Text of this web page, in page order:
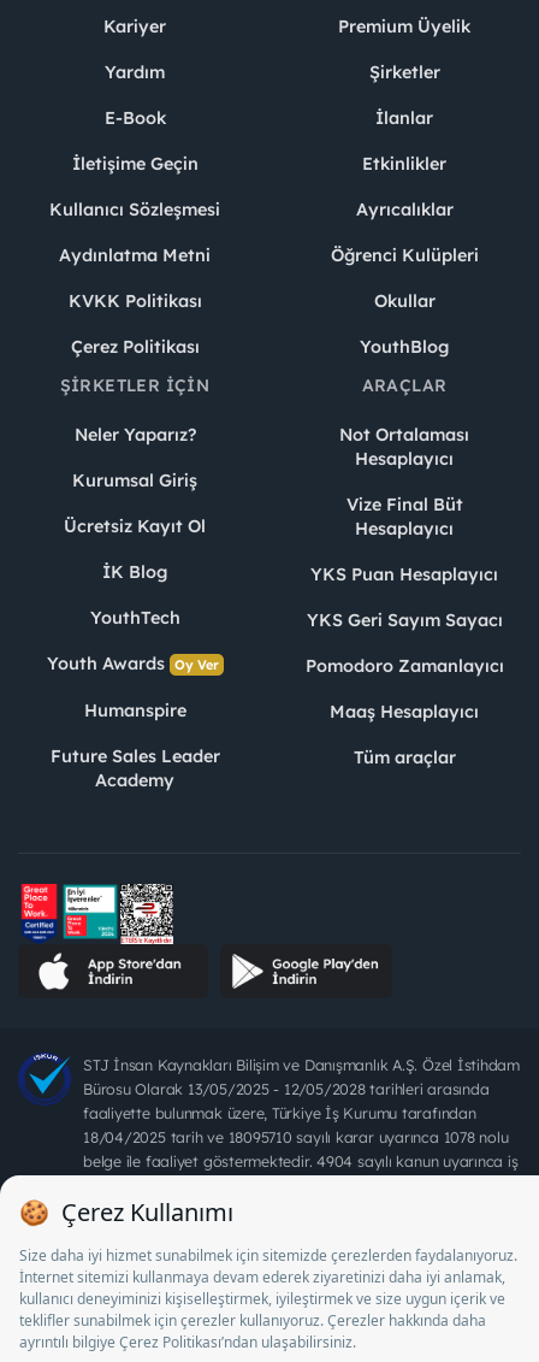
Kariyer
Yardım
E-Book
İletişime Geçin
Kullanıcı Sözleşmesi
Aydınlatma Metni
KVKK Politikası
Çerez Politikası
Premium Üyelik
Şirketler
İlanlar
Etkinlikler
Ayrıcalıklar
Öğrenci Kulüpleri
Okullar
YouthBlog
ŞIRKETLER İÇIN
Neler Yaparız?
Kurumsal Giriş
Ücretsiz Kayıt Ol
İK Blog
YouthTech
Youth Awards Oy Ver
Humanspire
Future Sales Leader
Academy
ARAÇLAR
Not Ortalaması
Hesaplayıcı
Vize Final Büt
Hesaplayıcı
YKS Puan Hesaplayıcı
YKS Geri Sayım Sayacı
Pomodoro Zamanlayıcı
Maaş Hesaplayıcı
Tüm araçlar
STJ İnsan Kaynakları Bilişim ve Danışmanlık A.Ş. Özel İstihdam
Bürosu Olarak 13/05/2025 - 12/05/2028 tarihleri arasında
faaliyette bulunmak üzere, Türkiye İş Kurumu tarafından
18/04/2025 tarih ve 18095710 sayılı karar uyarınca 1078 nolu
belge ile faaliyet göstermektedir. 4904 sayılı kanun uyarınca iş